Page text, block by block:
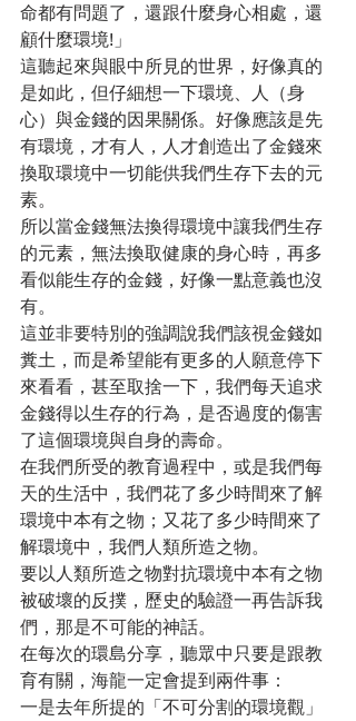
命都有問題了，還跟什麼身心相處，還
顧什麼環境!」
這聽起來與眼中所見的世界，好像真的
是如此，但仔細想一下環境、人（身
心）與金錢的因果關係。好像應該是先
有環境，才有人，人才創造出了金錢來
換取環境中一切能供我們生存下去的元
素。
所以當金錢無法換得環境中讓我們生存
的元素，無法換取健康的身心時，再多
看似能生存的金錢，好像一點意義也沒
有。
這並非要特別的強調說我們該視金錢如
糞土，而是希望能有更多的人願意停下
來看看，甚至取捨一下，我們每天追求
金錢得以生存的行為，是否過度的傷害
了這個環境與自身的壽命。
在我們所受的教育過程中，或是我們每
天的生活中，我們花了多少時間來了解
環境中本有之物；又花了多少時間來了
解環境中，我們人類所造之物。
要以人類所造之物對抗環境中本有之物
被破壞的反撲，歷史的驗證一再告訴我
們，那是不可能的神話。
在每次的環島分享，聽眾中只要是跟教
育有關，海龍一定會提到兩件事：
一是去年所提的「不可分割的環境觀」